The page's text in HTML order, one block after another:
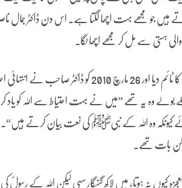
بُلاتے ہیں جو مجھے بہت اچھا لگتا ہے۔ اس دن ڈاکٹر
ہستی سے مل کر مجھے اچھا لگا۔
انہوں نے مجھے آپریشن کا ٹائم دیا اور 26
بولے وہ یہ تھے ”میں نے بہت احتیاط سے اللہ کو
آئے کیونکہ وہ اللہ کے نبیﷺ کی نعت بیان کرتے ہیں“۔
کن بات تھے۔
کیوں نہ ہوتا، میں لاکھ گنہگار سہی لیکن اللہ